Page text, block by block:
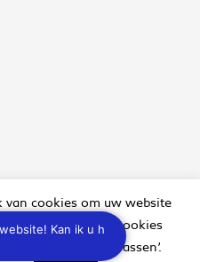
van cookies om uw website
niet alle soorten cookies
instellingen aanpassen’.